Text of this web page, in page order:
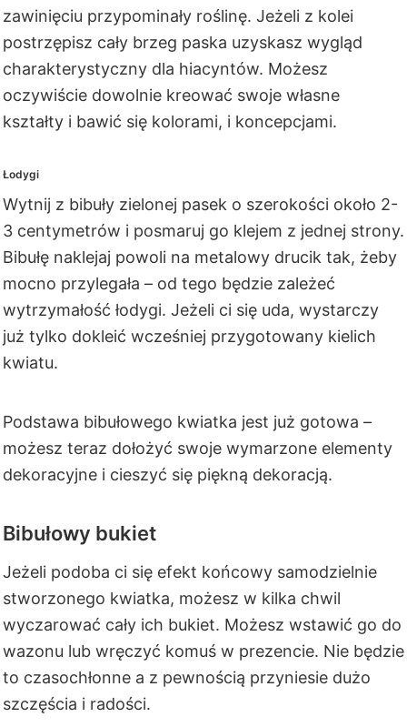
zawinięciu przypominały roślinę. Jeżeli z kolei
postrzępisz cały brzeg paska uzyskasz wygląd
charakterystyczny dla hiacyntów. Możesz
oczywiście dowolnie kreować swoje własne
kształty i bawić się kolorami, i koncepcjami.
Łodygi
Wytnij z bibuły zielonej pasek o szerokości około 2-
3 centymetrów i posmaruj go klejem z jednej strony.
Bibułę naklejaj powoli na metalowy drucik tak, żeby
mocno przylegała – od tego będzie zależeć
wytrzymałość łodygi. Jeżeli ci się uda, wystarczy
już tylko dokleić wcześniej przygotowany kielich
kwiatu.
Podstawa bibułowego kwiatka jest już gotowa –
możesz teraz dołożyć swoje wymarzone elementy
dekoracyjne i cieszyć się piękną dekoracją.
Bibułowy bukiet
Jeżeli podoba ci się efekt końcowy samodzielnie
stworzonego kwiatka, możesz w kilka chwil
wyczarować cały ich bukiet. Możesz wstawić go do
wazonu lub wręczyć komuś w prezencie. Nie będzie
to czasochłonne a z pewnością przyniesie dużo
szczęścia i radości.